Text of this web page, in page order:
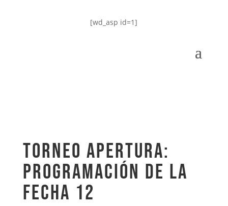
[wd_asp id=1]
TORNEO APERTURA:
PROGRAMACIÓN DE LA
FECHA 12